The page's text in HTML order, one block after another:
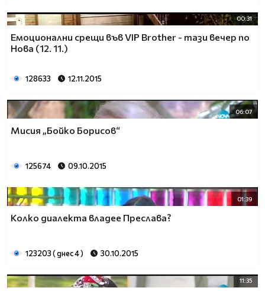
00:31
Емоционални срещи във VIP Brother - тази вечер по
Нова (12. 11.)
128633 12.11.2015
06:07
Mисия „Бойко Борисов“
125674 09.10.2015
01:39
Колко диалекта владее Преслава?
123203 ( днес 4 ) 30.10.2015
11:35